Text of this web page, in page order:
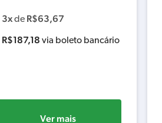
3xde R$63,67
R$187,18 via boleto bancário
Ver mais